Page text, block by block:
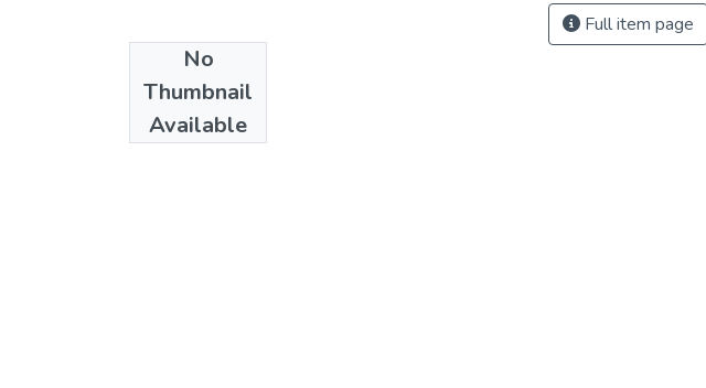
No
Thumbnail
Available
2009
Full item page